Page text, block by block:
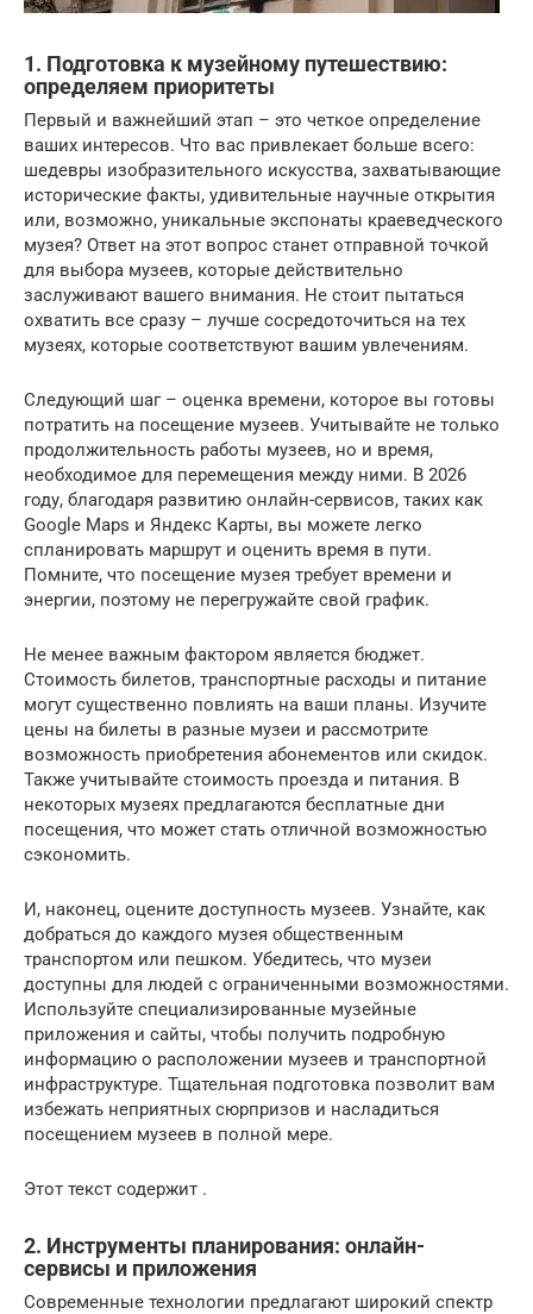
1. Подготовка к музейному путешествию:
определяем приоритеты
Первый и важнейший этап – это четкое определение
ваших интересов. Что вас привлекает больше всего:
шедевры изобразительного искусства, захватывающие
исторические факты, удивительные научные открытия
или, возможно, уникальные экспонаты краеведческого
музея? Ответ на этот вопрос станет отправной точкой
для выбора музеев, которые действительно
заслуживают вашего внимания. Не стоит пытаться
охватить все сразу – лучше сосредоточиться на тех
музеях, которые соответствуют вашим увлечениям.
Следующий шаг – оценка времени, которое вы готовы
потратить на посещение музеев. Учитывайте не только
продолжительность работы музеев, но и время,
необходимое для перемещения между ними. В 2026
году, благодаря развитию онлайн-сервисов, таких как
Google Maps и Яндекс Карты, вы можете легко
спланировать маршрут и оценить время в пути.
Помните, что посещение музея требует времени и
энергии, поэтому не перегружайте свой график.
Не менее важным фактором является бюджет.
Стоимость билетов, транспортные расходы и питание
могут существенно повлиять на ваши планы. Изучите
цены на билеты в разные музеи и рассмотрите
возможность приобретения абонементов или скидок.
Также учитывайте стоимость проезда и питания. В
некоторых музеях предлагаются бесплатные дни
посещения, что может стать отличной возможностью
сэкономить.
И, наконец, оцените доступность музеев. Узнайте, как
добраться до каждого музея общественным
транспортом или пешком. Убедитесь, что музеи
доступны для людей с ограниченными возможностями.
Используйте специализированные музейные
приложения и сайты, чтобы получить подробную
информацию о расположении музеев и транспортной
инфраструктуре. Тщательная подготовка позволит вам
избежать неприятных сюрпризов и насладиться
посещением музеев в полной мере.
Этот текст содержит .
2. Инструменты планирования: онлайн-
сервисы и приложения
Современные технологии предлагают широкий спектр